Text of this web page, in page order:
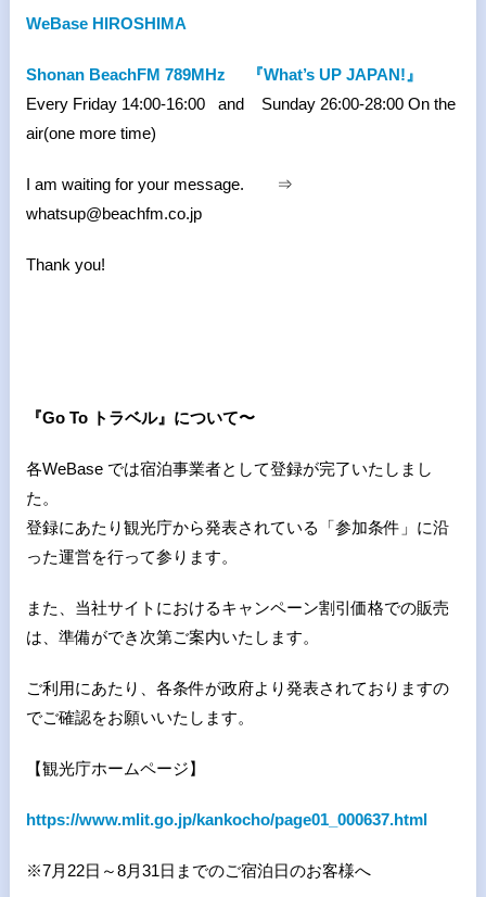
WeBase HIROSHIMA
Shonan BeachFM 789MHz
『What’s UP JAPAN!』
Every Friday 14:00-16:00 and Sunday 26:00-28:00 On the
air(one more time)
I am waiting for your message. ⇒
whatsup@beachfm.co.jp
Thank you!
『Go To トラベル』について〜
各WeBase では宿泊事業者として登録が完了いたしまし
た。
登録にあたり観光庁から発表されている「参加条件」に沿
った運営を行って参ります。
また、当社サイトにおけるキャンペーン割引価格での販売
は、準備ができ次第ご案内いたします。
ご利用にあたり、各条件が政府より発表されておりますの
でご確認をお願いいたします。
【観光庁ホームページ】
https://www.mlit.go.jp/kankocho/page01_000637.html
※7月22日～8月31日までのご宿泊日のお客様へ